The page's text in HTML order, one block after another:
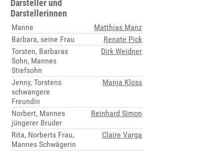
Darsteller und
Darstellerinnen
Manne
Matthias Manz
Barbara, seine Frau
Renate Pick
Torsten, Barbaras
Sohn, Mannes
Stiefsohn
Dirk Weidner
Jenny, Torstens
schwangere
Freundin
Manja Kloss
Norbert, Mannes
jüngerer Bruder
Reinhard Simon
Rita, Norberts Frau,
Mannes Schwägerin
Claire Varga